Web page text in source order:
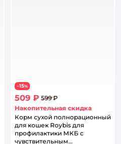
−15%
509 ₽ 599 ₽
Накопительная скидка
Корм сухой полнорационный
для кошек Roybis для
профилактики МКБ с
чувствительным